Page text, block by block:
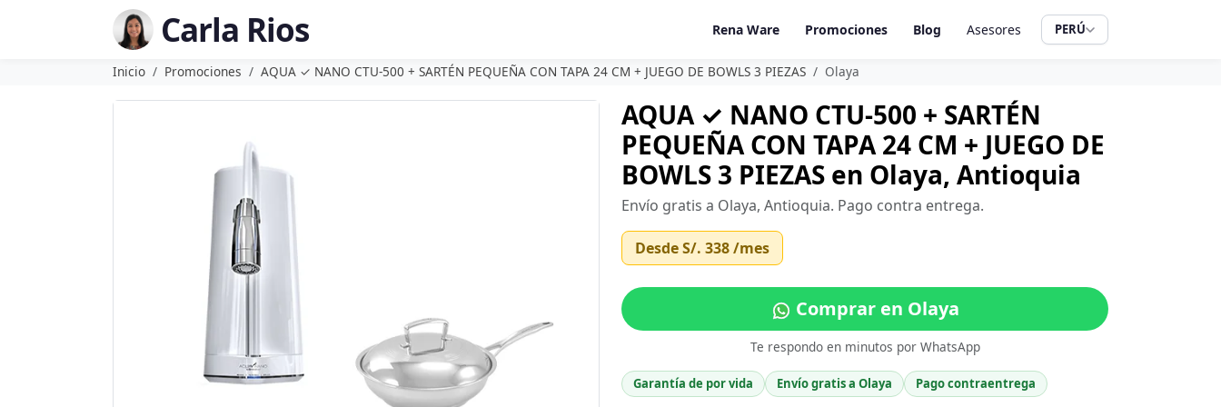
Carla Rios Rena Ware Promociones Blog Asesores PERÚ
Inicio Promociones AQUA ✓ NANO CTU-500 + SARTÉN PEQUEÑA CON TAPA 24 CM + JUEGO DE BOWLS 3 PIEZAS Olaya
AQUA ✓ NANO CTU-500 + SARTÉN
PEQUEÑA CON TAPA 24 CM + JUEGO DE
BOWLS 3 PIEZAS en Olaya, Antioquia
Envío gratis a Olaya, Antioquia. Pago contra entrega.
DesdeS/. 338/mes
Comprar en Olaya
Te respondo en minutos por WhatsApp
Garantía de por vida Envío gratis a Olaya Pago contraentrega